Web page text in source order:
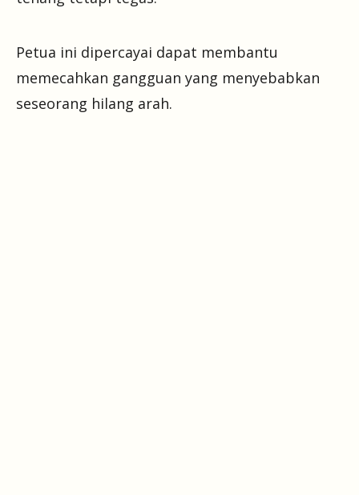
Petua ini dipercayai dapat membantu
memecahkan gangguan yang menyebabkan
seseorang hilang arah.